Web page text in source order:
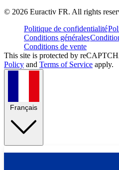
© 2026 Euractiv FR. All rights
Politique de confidentialité
Conditions générales
Conditions de vente
This site is protected by
Policy and Terms of Service apply.
Français